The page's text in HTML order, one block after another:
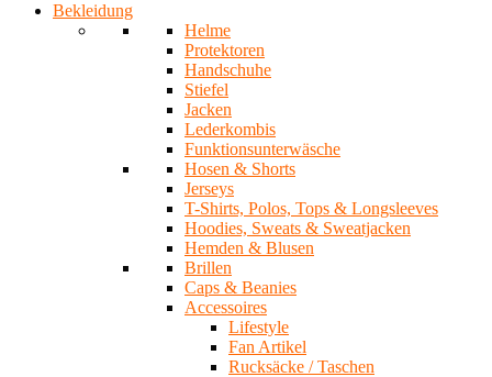
Bekleidung
Helme
Protektoren
Handschuhe
Stiefel
Jacken
Lederkombis
Funktionsunterwäsche
Hosen & Shorts
Jerseys
T-Shirts, Polos, Tops & Longsleeves
Hoodies, Sweats & Sweatjacken
Hemden & Blusen
Brillen
Caps & Beanies
Accessoires
Lifestyle
Fan Artikel
Rucksäcke / Taschen